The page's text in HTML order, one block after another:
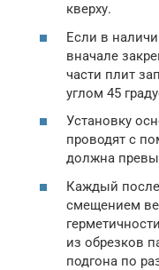
кверху.
Если в
вначале
части плит
углом 45
Установку
проводят с
должна
Каждый
смещением
из обрезков
подгона по